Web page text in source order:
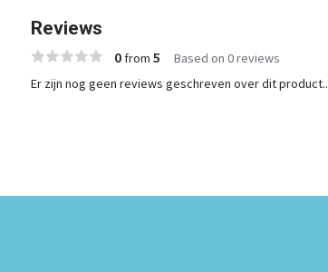
Reviews
0from 5 Based on 0 reviews
Er zijn nog geen reviews geschreven over dit product..